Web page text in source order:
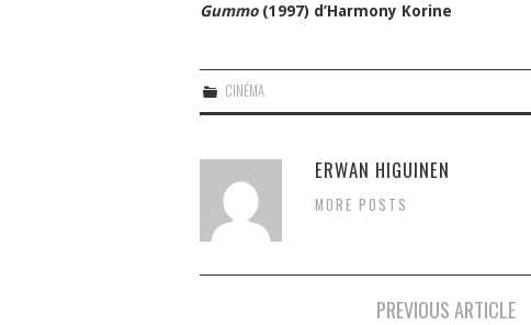
Gummo (1997) d’Harmony Korine
CINÉMA
ERWAN HIGUINEN
MORE POSTS
PREVIOUS ARTICLE